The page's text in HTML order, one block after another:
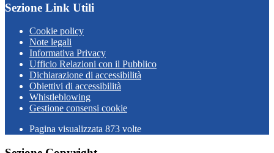
Sezione Link Utili
Cookie policy
Note legali
Informativa Privacy
Ufficio Relazioni con il Pubblico
Dichiarazione di accessibilità
Obiettivi di accessibilità
Whistleblowing
Gestione consensi cookie
Pagina visualizzata 873 volte